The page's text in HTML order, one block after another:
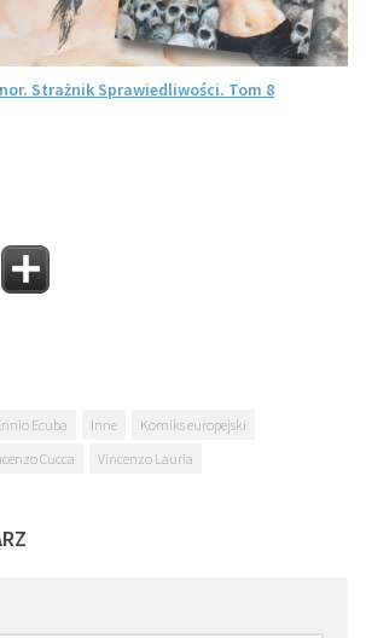
Strażnik Sprawiedliwości. Tom 8
Ecuba Inne
Komiks europejski
Cucca Vincenzo Lauria